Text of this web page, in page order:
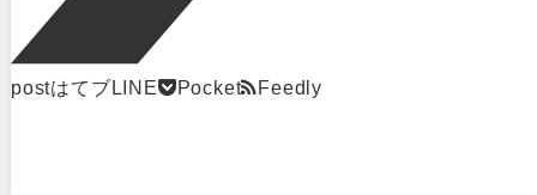
postはてブ LINE Pocket Feedly